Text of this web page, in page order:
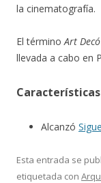
la cinematografía.
El términoArt Decó
llevada a cabo en
Alcanzó
Esta entrada se
etiquetada con